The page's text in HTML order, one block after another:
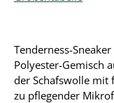
Tenderness-
Polyester-Gemisch
der Schafswolle mit
zu pflegender